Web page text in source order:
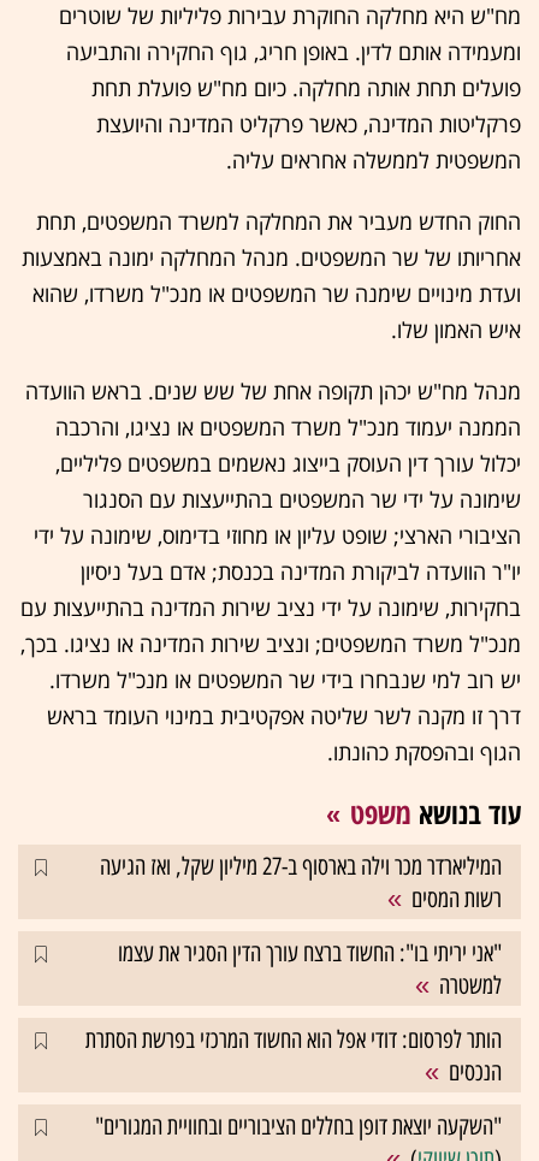
מח"ש היא מחלקה החוקרת עבירות פליליות של שוטרים
ומעמידה אותם לדין. באופן חריג, גוף החקירה והתביעה
פועלים תחת אותה מחלקה. כיום מח"ש פועלת תחת
פרקליטות המדינה, כאשר פרקליט המדינה והיועצת
המשפטית לממשלה אחראים עליה.
החוק החדש מעביר את המחלקה למשרד המשפטים, תחת
אחריותו של שר המשפטים. מנהל המחלקה ימונה באמצעות
ועדת מינויים שימנה שר המשפטים או מנכ"ל משרדו, שהוא
איש האמון שלו.
מנהל מח"ש יכהן תקופה אחת של שש שנים. בראש הוועדה
הממנה יעמוד מנכ"ל משרד המשפטים או נציגו, והרכבה
יכלול עורך דין העוסק בייצוג נאשמים במשפטים פליליים,
שימונה על ידי שר המשפטים בהתייעצות עם הסנגור
הציבורי הארצי; שופט עליון או מחוזי בדימוס, שימונה על ידי
יו"ר הוועדה לביקורת המדינה בכנסת; אדם בעל ניסיון
בחקירות, שימונה על ידי נציב שירות המדינה בהתייעצות עם
מנכ"ל משרד המשפטים; ונציב שירות המדינה או נציגו. בכך,
יש רוב למי שנבחרו בידי שר המשפטים או מנכ"ל משרדו.
דרך זו מקנה לשר שליטה אפקטיבית במינוי העומד בראש
הגוף ובהפסקת כהונתו.
עוד בנושא משפט
המיליארדר מכר וילה בארסוף ב-27 מיליון שקל, ואז הגיעה
רשות המסים
"אני יריתי בו": החשוד ברצח עורך הדין הסגיר את עצמו
למשטרה
הותר לפרסום: דודי אפל הוא החשוד המרכזי בפרשת הסתרת
הנכסים
"השקעה יוצאת דופן בחללים הציבוריים ובחוויית המגורים"